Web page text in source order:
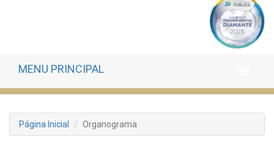
MENU PRINCIPAL
Página Inicial Organograma